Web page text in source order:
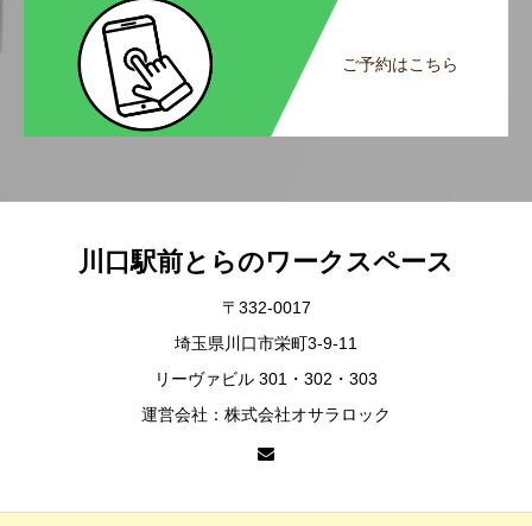
ご予約はこちら
川口駅前とらのワークスペース
〒332-0017
埼玉県川口市栄町3-9-11
リーヴァビル 301・302・303
運営会社：株式会社オサラロック